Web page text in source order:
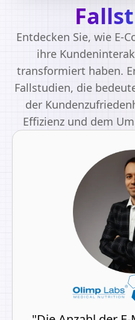
Entdecken Sie, wie E-
ihre
transformiert haben.
Fallstudien, die
der
Effizienz und dem